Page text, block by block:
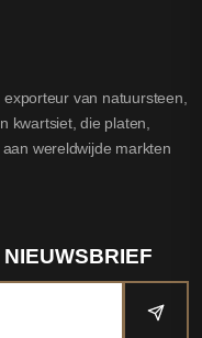
van natuursteen,
kwartsiet, die platen,
wereldwijde markten